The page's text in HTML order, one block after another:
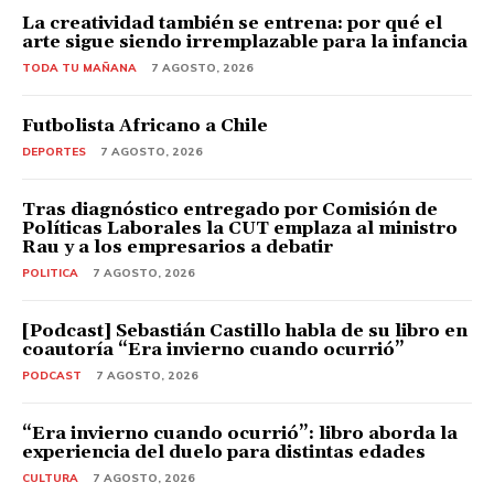
La creatividad también se entrena: por qué el
arte sigue siendo irremplazable para la infancia
TODA TU MAÑANA 7 AGOSTO, 2026
Futbolista Africano a Chile
DEPORTES 7 AGOSTO, 2026
Tras diagnóstico entregado por Comisión de
Políticas Laborales la CUT emplaza al ministro
Rau y a los empresarios a debatir
POLITICA 7 AGOSTO, 2026
[Podcast] Sebastián Castillo habla de su libro en
coautoría “Era invierno cuando ocurrió”
PODCAST 7 AGOSTO, 2026
“Era invierno cuando ocurrió”: libro aborda la
experiencia del duelo para distintas edades
CULTURA 7 AGOSTO, 2026